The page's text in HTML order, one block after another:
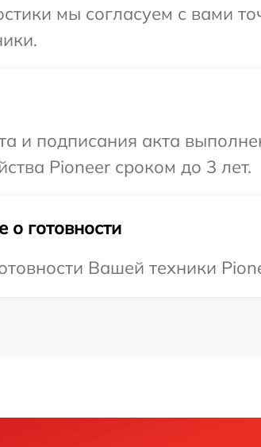
мы согласуем с вами
и подписания акта
Pioneer сроком до 3 лет.
готовности
Вашей техники